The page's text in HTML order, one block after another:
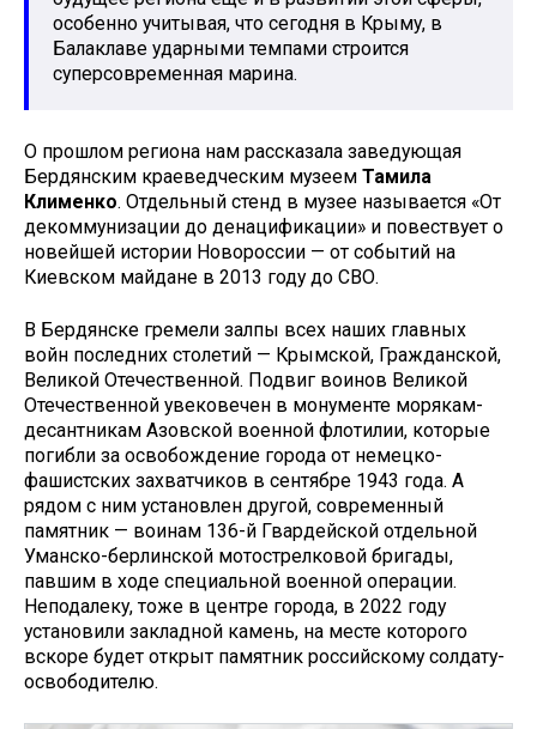
особенно учитывая, что сегодня в Крыму, в
Балаклаве ударными темпами строится
суперсовременная марина.
О прошлом региона нам рассказала заведующая
Бердянским краеведческим музеем Тамила
Клименко. Отдельный стенд в музее называется «От
декоммунизации до денацификации» и повествует о
новейшей истории Новороссии — от событий на
Киевском майдане в 2013 году до СВО.
В Бердянске гремели залпы всех наших главных
войн последних столетий — Крымской, Гражданской,
Великой Отечественной. Подвиг воинов Великой
Отечественной увековечен в монументе морякам-
десантникам Азовской военной флотилии, которые
погибли за освобождение города от немецко-
фашистских захватчиков в сентябре 1943 года. А
рядом с ним установлен другой, современный
памятник — воинам 136-й Гвардейской отдельной
Уманско-берлинской мотострелковой бригады,
павшим в ходе специальной военной операции.
Неподалеку, тоже в центре города, в 2022 году
установили закладной камень, на месте которого
вскоре будет открыт памятник российскому солдату-
освободителю.